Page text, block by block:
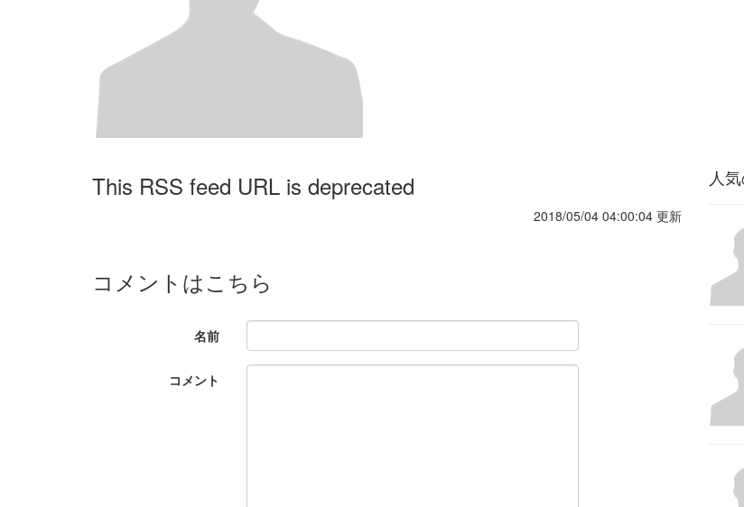
This RSS feed URL is deprecated
2018/05/04 04:00:04 更新
コメントはこちら
名前
コメント
人